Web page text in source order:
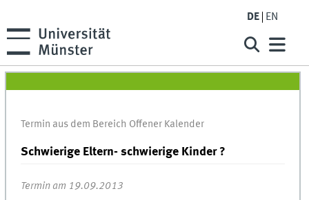
DE EN
Termin aus dem Bereich Offener Kalender
Schwierige Eltern- schwierige Kinder ?
Termin am 19.09.2013